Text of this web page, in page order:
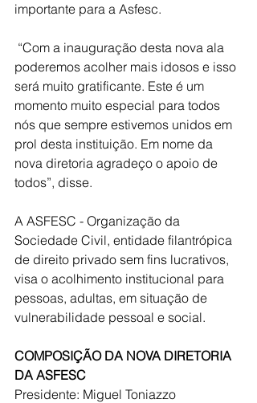
importante para a Asfesc.
“Com a inauguração desta nova ala
poderemos acolher mais idosos e isso
será muito gratificante. Este é um
momento muito especial para todos
nós que sempre estivemos unidos em
prol desta instituição. Em nome da
nova diretoria agradeço o apoio de
todos”, disse.
A ASFESC - Organização da
Sociedade Civil, entidade filantrópica
de direito privado sem fins lucrativos,
visa o acolhimento institucional para
pessoas, adultas, em situação de
vulnerabilidade pessoal e social.
COMPOSIÇÃO DA NOVA DIRETORIA
DA ASFESC
Presidente: Miguel Toniazzo